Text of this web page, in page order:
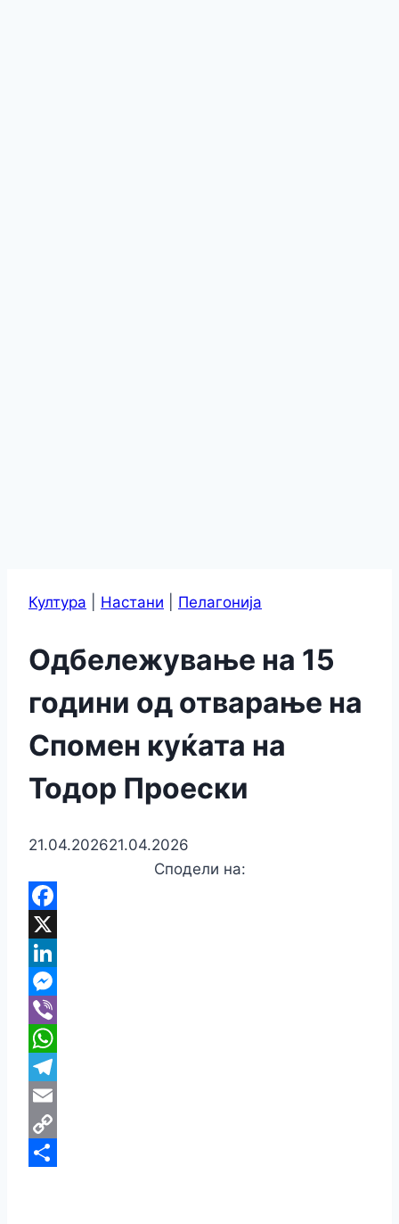
Култура Настани Пелагонија
Одбележување на 15
години од отварање на
Спомен куќата на
Тодор Проески
21.04.202621.04.2026
Сподели на: